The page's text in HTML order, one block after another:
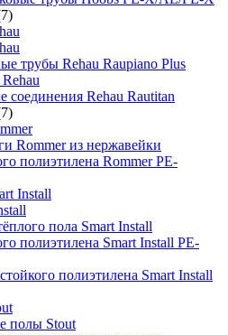
трубы Rehau Raupiano Plus
соединения Rehau Rautitan
Rommer из нержавейки
полиэтилена Rommer PE-
Install
пола Smart Install
полиэтилена Smart Install PE-
полиэтилена Smart Install
полы Stout